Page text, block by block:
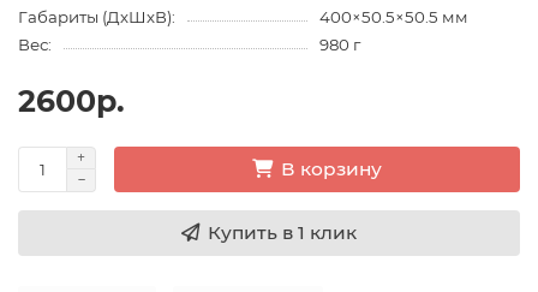
Габариты (ДхШхВ):
400×50.5×50.5 мм
Вес:
980 г
2600р.
В корзину
Купить в 1 клик